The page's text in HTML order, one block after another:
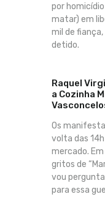
por
matar) em
mil de
detido.
Raquel
a Cozinha
Os
volta das
mercado.
gritos de
vou
para essa